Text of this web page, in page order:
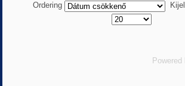
Ordering
Powered